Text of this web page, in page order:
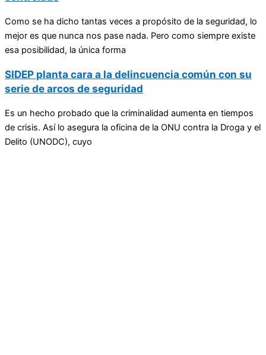
Como se ha dicho tantas veces a propósito de la seguridad, lo
mejor es que nunca nos pase nada. Pero como siempre existe
esa posibilidad, la única forma
SIDEP planta cara a la delincuencia común con su
serie de arcos de seguridad
Es un hecho probado que la criminalidad aumenta en tiempos
de crisis. Así lo asegura la oficina de la ONU contra la Droga y el
Delito (UNODC), cuyo